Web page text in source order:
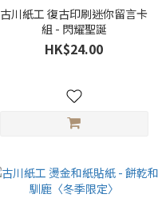
古川紙工 復古印刷迷你留言卡
組 - 閃耀聖誕
HK$24.00